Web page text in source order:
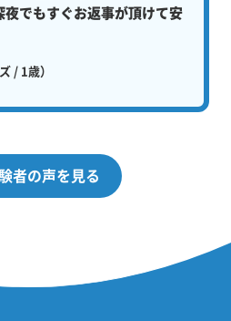
夜でもすぐお返事が頂けて安
/ 1歳）
者の声を見る